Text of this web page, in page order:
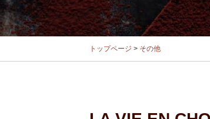
トップページ > その他